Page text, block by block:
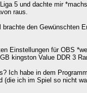
5 und dachte mir
raus.
den Gewünschten
Einstellungen für OBS
kingston Value DDR 3
Ich habe in dem
(die ich im Spiel so nicht